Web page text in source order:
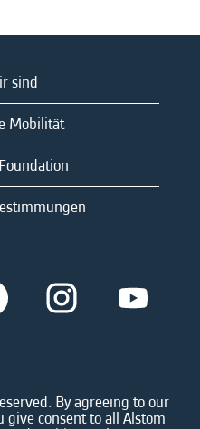
sind
Mobilität
W
e
i
W
e
i
By agreeing to our
give consent to all Alstom